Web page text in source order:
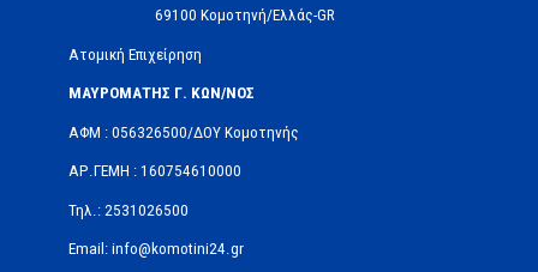
69100 Κομοτηνή/Ελλάς-GR
Ατομική Επιχείρηση
ΜΑΥΡΟΜΑΤΗΣ Γ. ΚΩΝ/ΝΟΣ
ΑΦΜ : 056326500/ΔOΥ Κομοτηνής
ΑΡ.ΓΕΜΗ : 160754610000
Τηλ.: 2531026500
Email: info@komotini24.gr